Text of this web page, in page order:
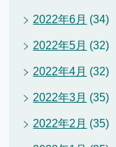
2022年6月 (34)
2022年5月 (32)
2022年4月 (32)
2022年3月 (35)
2022年2月 (35)